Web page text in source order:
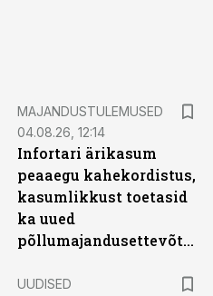
MAJANDUSTULEMUSED
04.08.26, 12:14
Infortari ärikasum
peaaegu kahekordistus,
kasumlikkust toetasid
ka uued
põllumajandusettevõtted
UUDISED